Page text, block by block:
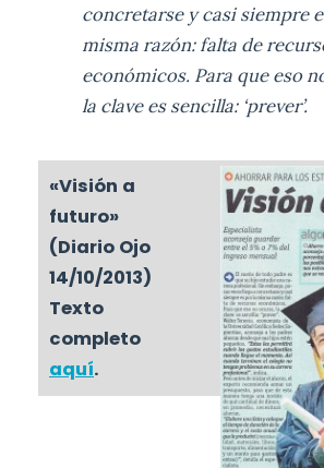
concretarse y casi siempre
misma razón: falta de
económicos. Para que eso
la clave es sencilla: ‘prever’.
«Visión a
futuro»
(Diario Ojo
14/10/2013)
Texto
completo
aquí.